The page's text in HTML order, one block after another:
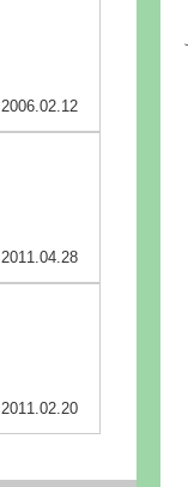
2006.02.12
2011.04.28
2011.02.20